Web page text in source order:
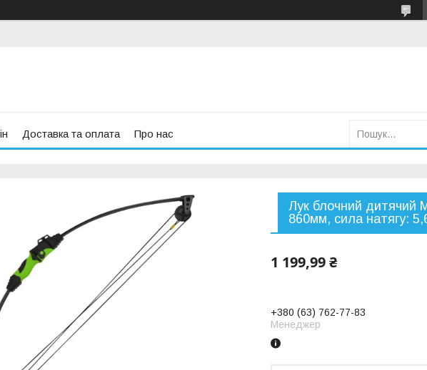
Доставка та оплата Про нас
Лук блочний дитячий
860мм, сила натягу:
1 199,99 ₴
+380 (63) 762-77-83
Менеджер